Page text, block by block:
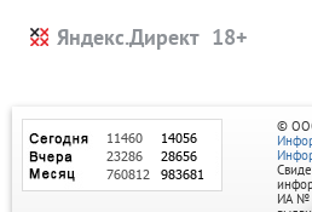
Яндекс.Директ
©
ИА №